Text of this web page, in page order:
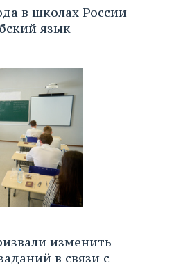
в школах России
язык
изменить
в связи с